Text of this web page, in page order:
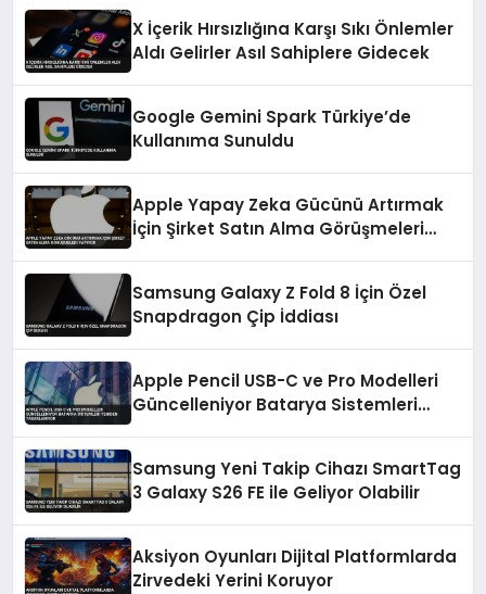
X İçerik Hırsızlığına Karşı Sıkı Önlemler
Aldı Gelirler Asıl Sahiplere Gidecek
Google Gemini Spark Türkiye’de
Kullanıma Sunuldu
Apple Yapay Zeka Gücünü Artırmak
İçin Şirket Satın Alma Görüşmeleri
Samsung Galaxy Z Fold 8 İçin Özel
Snapdragon Çip İddiası
Apple Pencil USB-C ve Pro Modelleri
Güncelleniyor Batarya Sistemleri
Samsung Yeni Takip Cihazı SmartTag
3 Galaxy S26 FE ile Geliyor Olabilir
Aksiyon Oyunları Dijital Platformlarda
Zirvedeki Yerini Koruyor